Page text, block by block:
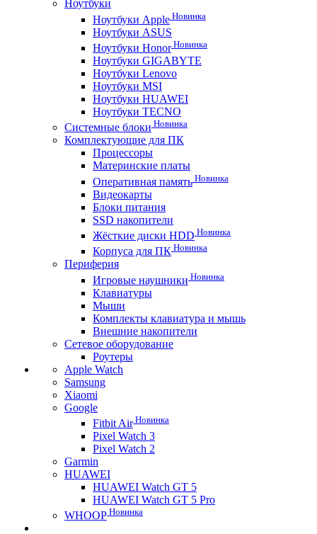
Ноутбуки
Ноутбуки Apple Новинка
Ноутбуки ASUS
Ноутбуки HonorНовинка
Ноутбуки GIGABYTE
Ноутбуки Lenovo
Ноутбуки MSI
Ноутбуки HUAWEI
Ноутбуки TECNO
Системные блоки Новинка
Комплектующие для ПК
Процессоры
Материнские платы
Оперативная память Новинка
Видеокарты
Блоки питания
SSD накопители
Жёсткие диски HDD Новинка
Корпуса для ПК Новинка
Периферия
Игровые наушники Новинка
Клавиатуры
Мыши
Комплекты клавиатура и мышь
Внешние накопители
Сетевое оборудование
Роутеры
Apple Watch
Samsung
Xiaomi
Google
Fitbit AirНовинка
Pixel Watch 3
Pixel Watch 2
Garmin
HUAWEI
HUAWEI Watch GT 5
HUAWEI Watch GT 5 Pro
WHOOP Новинка